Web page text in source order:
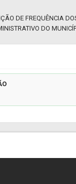
DE FREQUÊNCIA
DO